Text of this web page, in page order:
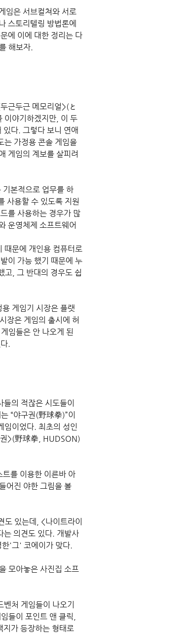
임은 서브컬쳐와 서로
스토리텔링 방법론에
에 이에 대한 정리는 다
해보자.
근두근 메모리얼>(と
야기하겠지만, 이 두
다. 그렇다 보니 연애
는 가정용 콘솔 게임을
게임의 계보를 살피려
본적으로 업무를 하
사용할 수 있도록 지원
를 사용하는 경우가 많
운영체제 소프트웨어
때문에 개인용 컴퓨터로
이 가능 했기 때문에 누
고, 그 반대의 경우도 쉽
게임기 시장은 플랫
장은 게임의 출시에 허
임들은 안 나오게 된
.
의 적잖은 시도들이
“야구권(野球拳)”이
임이었다. 최초의 성인
권>(野球拳, HUDSON)
를 이용한 이른바 아
어진 야한 그림을 볼
있는데, <나이트라이
는 의견도 있다. 개발사
한'그' 코에이가 맞다.
모아놓은 사진집 소프
처 게임들이 나오기
들이 포인트 앤 클릭,
지가 등장하는 형태로